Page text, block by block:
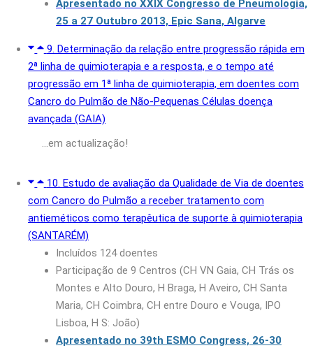
Apresentado no XXIX Congresso de Pneumologia,
25 a 27 Outubro 2013, Epic Sana, Algarve
9. Determinação da relação entre progressão rápida em
2ª linha de quimioterapia e a resposta, e o tempo até
progressão em 1ª linha de quimioterapia, em doentes com
Cancro do Pulmão de Não-Pequenas Células doença
avançada (GAIA)
…em actualização!
10. Estudo de avaliação da Qualidade de Via de doentes
com Cancro do Pulmão a receber tratamento com
antieméticos como terapêutica de suporte à quimioterapia
(SANTARÉM)
Incluídos 124 doentes
Participação de 9 Centros (CH VN Gaia, CH Trás os
Montes e Alto Douro, H Braga, H Aveiro, CH Santa
Maria, CH Coimbra, CH entre Douro e Vouga, IPO
Lisboa, H S: João)
Apresentado no 39th ESMO Congress, 26-30